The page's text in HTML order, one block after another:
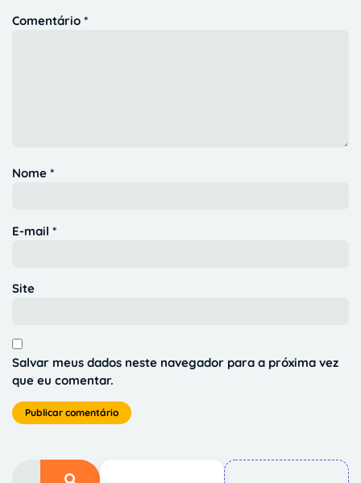
Comentário *
Nome *
E-mail *
Site
Salvar meus dados neste navegador para a próxima vez
que eu comentar.